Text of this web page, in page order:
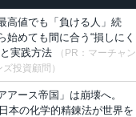
高値でも「負ける人」続
始めても間に合う“損しにく
実践方法
（PR：マーチャン
ズ投資顧問）
アース帝国」は崩壊へ。
本の化学的精錬法が世界を